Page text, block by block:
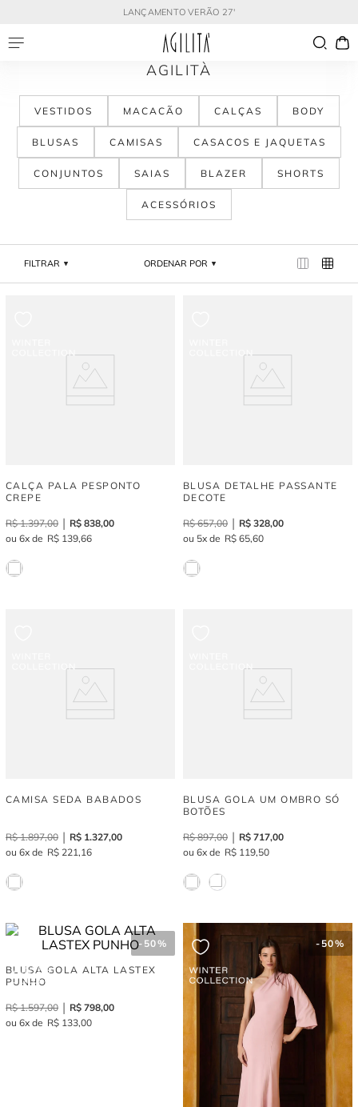
LANÇAMENTO VERÃO 27'
AGILITÀ
VESTIDOS MACACÃO CALÇAS BODY
BLUSAS CAMISAS CASACOS E JAQUETAS
CONJUNTOS SAIAS BLAZER SHORTS
ACESSÓRIOS
FILTRAR ORDENAR POR
CALÇA PALA PESPONTO
CREPE
R$ 1.397,00 R$ 838,00
6
R$ 139,66
BLUSA DETALHE PASSANTE
DECOTE
R$ 657,00 R$ 328,00
5
R$ 65,60
CAMISA SEDA BABADOS
R$ 1.897,00 R$ 1.327,00
6
R$ 221,16
BLUSA GOLA UM OMBRO SÓ
BOTÕES
R$ 897,00 R$ 717,00
6
R$ 119,50
- 50%
BLUSA GOLA ALTA LASTEX
PUNHO
R$ 1.597,00 R$ 798,00
6
R$ 133,00
- 50%